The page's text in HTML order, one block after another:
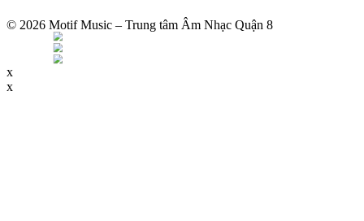
© 2026 Motif Music – Trung tâm Âm Nhạc Quận 8
x
x